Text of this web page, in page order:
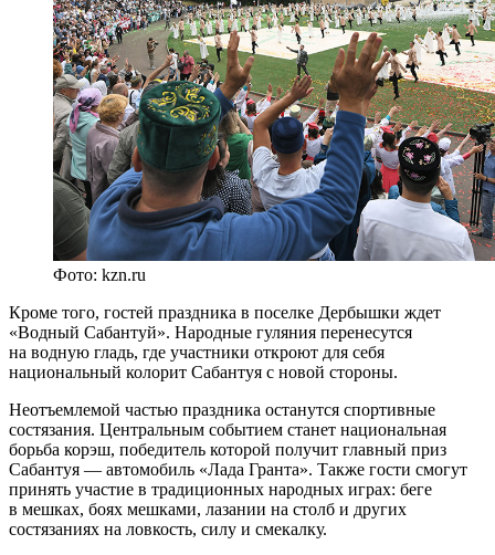
Фото: kzn.ru
Кроме того, гостей праздника в поселке Дербышки ждет
«Водный Сабантуй». Народные гуляния перенесутся
на водную гладь, где участники откроют для себя
национальный колорит Сабантуя с новой стороны.
Неотъемлемой частью праздника останутся спортивные
состязания. Центральным событием станет национальная
борьба корэш, победитель которой получит главный приз
Сабантуя — автомобиль «Лада Гранта». Также гости смогут
принять участие в традиционных народных играх: беге
в мешках, боях мешками, лазании на столб и других
состязаниях на ловкость, силу и смекалку.